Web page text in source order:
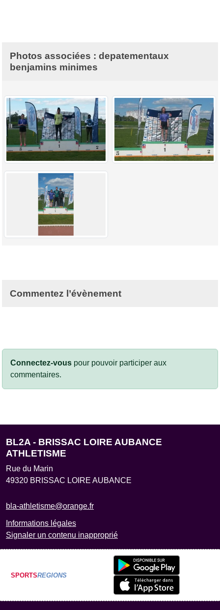
Photos associées : depatementaux
benjamins minimes
Commentez l’évènement
Connectez-vous pour pouvoir participer aux
commentaires.
BL2A - BRISSAC LOIRE AUBANCE
ATHLETISME
Rue du Marin
49320 BRISSAC LOIRE AUBANCE
bla-athletisme@orange.fr
Informations légales
Signaler un contenu inapproprié
SPORTSREGIONS